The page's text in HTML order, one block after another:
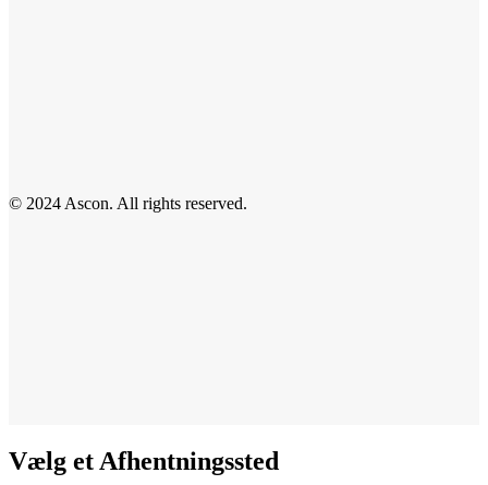
© 2024 Ascon. All rights reserved.
Vælg et Afhentningssted